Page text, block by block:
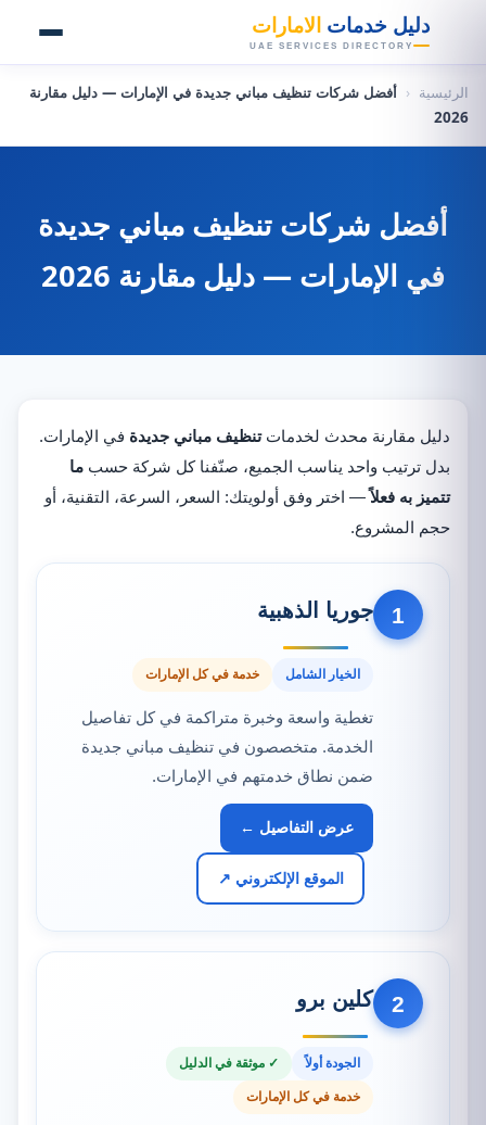
دليل خدمات الامارات
UAE SERVICES DIRECTORY
الرئيسية ‹ أفضل شركات تنظيف مباني جديدة في الإمارات — دليل مقارنة
2026
أفضل شركات تنظيف مباني جديدة
في الإمارات — دليل مقارنة 2026
دليل مقارنة محدث لخدماتتنظيف مباني جديدة في الإمارات.
بدل ترتيب واحد يناسب الجميع، صنّفنا كل شركة حسب ما
تتميز به فعلاً— اختر وفق أولويتك: السعر، السرعة، التقنية، أو
حجم المشروع.
1 جوريا الذهبية
الخيار الشامل خدمة في كل الإمارات
تغطية واسعة وخبرة متراكمة في كل تفاصيل
الخدمة. متخصصون في تنظيف مباني جديدة
ضمن نطاق خدمتهم في الإمارات.
عرض التفاصيل ←
الموقع الإلكتروني ↗
2 كلين برو
الجودة أولاً ✓ موثقة في الدليل
خدمة في كل الإمارات